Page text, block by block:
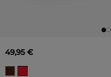
49,95 €